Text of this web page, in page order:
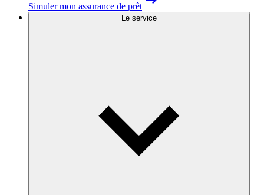
Simuler mon assurance de prêt
Le service